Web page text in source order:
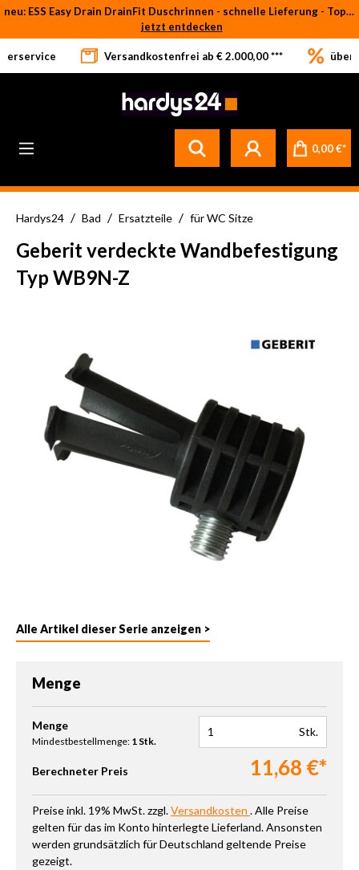
Zum Hauptinhalt springen
neu: ESS Easy Drain DrainFit Duschrinnen - schnelle Lieferung - Top-Preise
jetzt entdecken
Betrifft ausschließlich bei Bestellware-Fliesen: aufgrund der Werksferien in Italien und Spanien kommt es zu Verzögerungen bei der Verladung. Sämtliche Lagerware (sofort verfügbar) sowie alle anderen Produktgruppen versenden wir weiterhin regulär
Versandkostenfrei ab € 2.000,00 *** über
0,00 €*
Hardys24 / Bad / Ersatzteile / für WC Sitze
Geberit verdeckte Wandbefestigung
Typ WB9N-Z
Alle Artikel dieser Serie anzeigen >
Menge
Produkt Anzahl: Gib den gewünschten Wert ein oder benutze
Menge
Mindestbestellmenge: 1 Stk.
Stk.
Berechneter Preis 11,68 €*
Preise inkl. 19% MwSt. zzgl.Versandkosten . Alle Preise
gelten für das im Konto hinterlegte Lieferland. Ansonsten
werden grundsätzlich für Deutschland geltende Preise
gezeigt.